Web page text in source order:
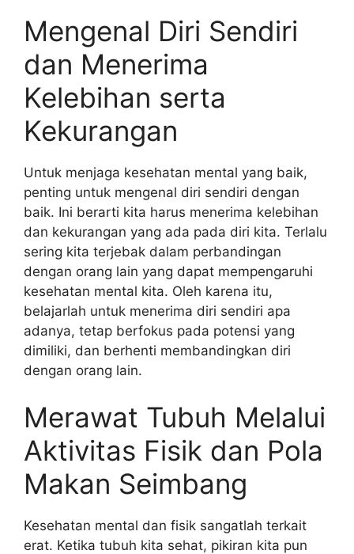
Mengenal Diri Sendiri
dan Menerima
Kelebihan serta
Kekurangan
Untuk menjaga kesehatan mental yang baik,
penting untuk mengenal diri sendiri dengan
baik. Ini berarti kita harus menerima kelebihan
dan kekurangan yang ada pada diri kita. Terlalu
sering kita terjebak dalam perbandingan
dengan orang lain yang dapat mempengaruhi
kesehatan mental kita. Oleh karena itu,
belajarlah untuk menerima diri sendiri apa
adanya, tetap berfokus pada potensi yang
dimiliki, dan berhenti membandingkan diri
dengan orang lain.
Merawat Tubuh Melalui
Aktivitas Fisik dan Pola
Makan Seimbang
Kesehatan mental dan fisik sangatlah terkait
erat. Ketika tubuh kita sehat, pikiran kita pun